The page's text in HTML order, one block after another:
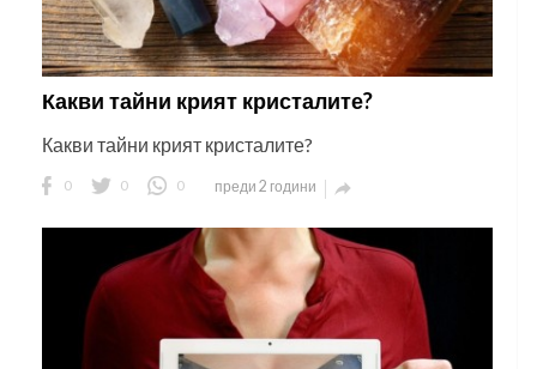
Какви тайни крият кристалите?
Какви тайни крият кристалите?
0 0 0 преди 2 години 